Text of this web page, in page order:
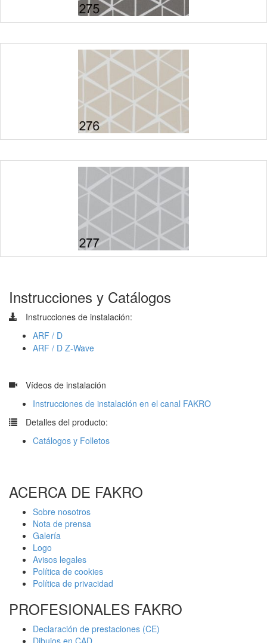
Instrucciones y Catálogos
Instrucciones de instalación:
ARF / D
ARF / D Z-Wave
Vídeos de instalación
Instrucciones de instalación en el canal FAKRO
Detalles del producto:
Catálogos y Folletos
ACERCA DE FAKRO
Sobre nosotros
Nota de prensa
Galería
Logo
Avisos legales
Política de cookies
Política de privacidad
PROFESIONALES FAKRO
Declaración de prestaciones (CE)
Dibujos en CAD